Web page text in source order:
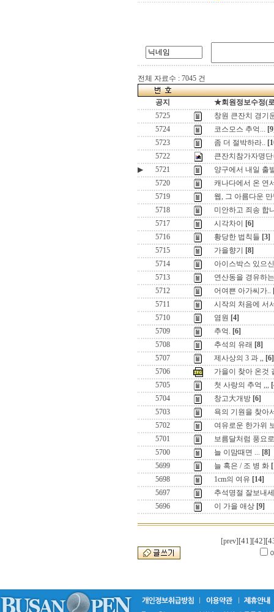
전체 자료수 : 7045 건
공지
★회원정보수정(
5725
창원 큰잔치 경기
5724
코스모스 추억...
5723
좀 더 절박하라..
5722
큰잔치참가자명
▶
5721
양구에서 내일 출
5720
캐나다에서 온 연
5719
웹, 그 아름다운
5718
미안하고 죄송 합
5717
시각차이
[6]
5716
황당한 법칙들 [3]
5715
가을향기
[8]
5714
아이스박스 있으
5713
연산동을 경유하
5712
어여쁜 아가씨가..
5711
시작의 처음에 서
5710
염원 [4]
5709
추억. [6]
5708
추석의 유래 [8]
5707
제사상의 3 과 ,, [6]
5706
가을이 찾아 온것
5705
첫 사랑의 추억 ,,,
5704
창고大개방 [6]
5703
욕의 기원을 찾아
5702
여유로운 한가위
5701
보름달처럼 풍요
5700
늘 이맘때면 ... [8]
5699
늘 혹은 / 조 병 화
5698
1cm의 여유 [14]
5697
추석명절 잘보내
5696
이 가을 애상 [9]
[prev] [41][42]